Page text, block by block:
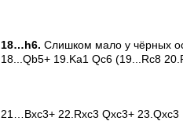
18…h6. Слишком мало у чёрных
18...Qb5+ 19.Ka1 Qc6 (19...Rc8
21…Bxc3+ 22.Rxc3 Qxc3+ 23.Qxc3